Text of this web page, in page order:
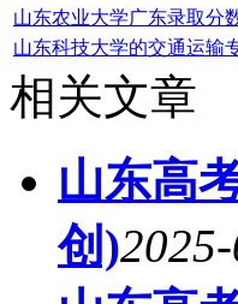
山东农业大学广东录取分
山东科技大学的交通运输
相关文章
山东高
创)